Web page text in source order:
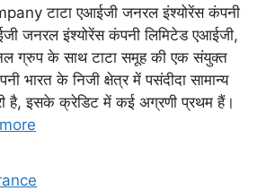
टाटा एआईजी जनरल इंश्योरेंस कंपनी
जनरल इंश्योरेंस कंपनी लिमिटेड एआईजी,
ग्रुप के साथ टाटा समूह की एक संयुक्त
भारत के निजी क्षेत्र में पसंदीदा सामान्य
है, इसके क्रेडिट में कई अग्रणी प्रथम हैं।